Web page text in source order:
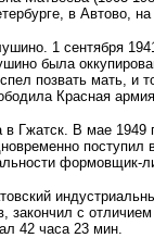
в Автово,
1 сентября
была
позвать мать, и
Красная
Гжатск. В мае
поступил
формовщик-
закончил с
42 часа 23 мин.